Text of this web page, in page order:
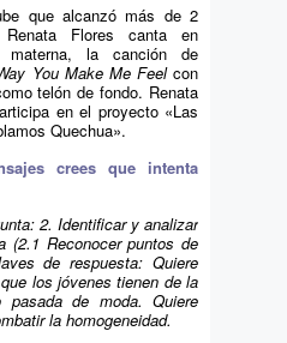
que alcanzó más de 2
Flores canta en
materna, la canción de
You Make Me Feelcon
telón de fondo. Renata
en el proyecto «Las
Quechua».
crees que intenta
: 2. Identificar y analizar
(2.1 Reconocer puntos de
de respuesta: Quiere
los jóvenes tienen de la
pasada de moda. Quiere
la homogeneidad.